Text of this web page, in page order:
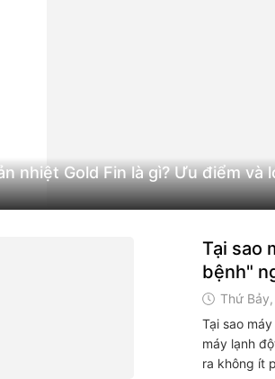
nhiệt Gold Fin là gì? Ưu điểm và
Tại sao
bệnh"
Thứ
Tại sao
máy lạnh
ra không ít